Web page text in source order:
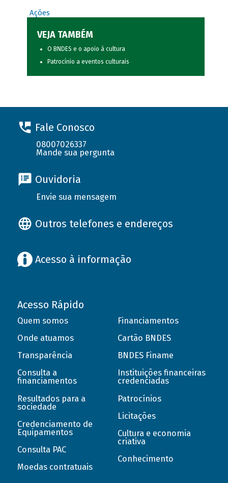
Ações
VEJA TAMBÉM
O BNDES e o apoio à cultura
Patrocínio a eventos culturais
Fale Conosco
08007026337
Mande sua pergunta
Ouvidoria
Envie sua mensagem
Outros telefones e endereços
Acesso à informação
Acesso Rápido
Quem somos
Onde atuamos
Transparência
Consulta a
financiamentos
Resultados para a
sociedade
Credenciamento de
Equipamentos
Consulta PAC
Moedas contratuais
Financiamentos
Cartão BNDES
BNDES Finame
Instituições financeiras
credenciadas
Patrocínios
Licitações
Cultura e economia
criativa
Conhecimento